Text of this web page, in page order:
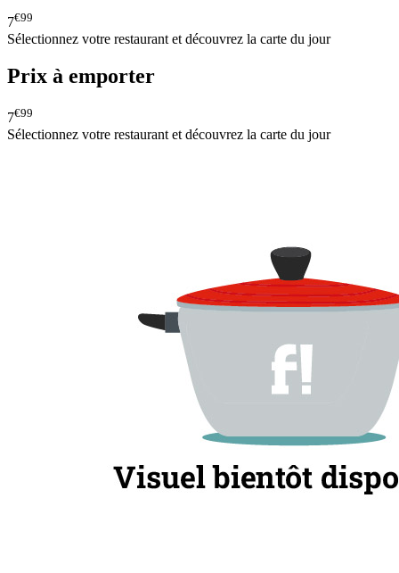
7€99
Sélectionnez votre restaurant et découvrez la carte du jour
Prix à emporter
7€99
Sélectionnez votre restaurant et découvrez la carte du jour